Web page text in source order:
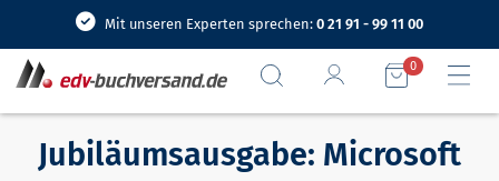
Mit unseren Experten sprechen: 0 21 91 - 99 11 00
0
Jubiläumsausgabe: Microsoft